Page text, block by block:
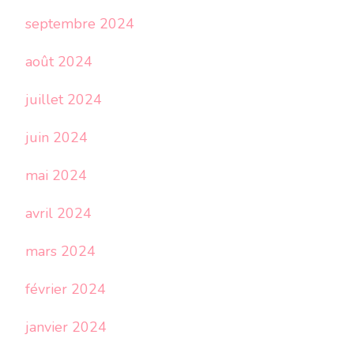
septembre 2024
août 2024
juillet 2024
juin 2024
mai 2024
avril 2024
mars 2024
février 2024
janvier 2024